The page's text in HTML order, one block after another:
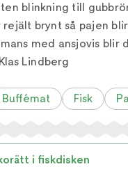
blinkning till
rejält brynt så pajen
med ansjovis blir
Lindberg
Buffémat Fisk
i fiskdisken